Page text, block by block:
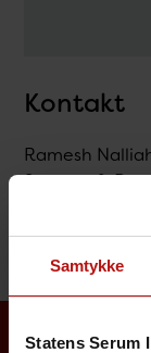
Samtykke
Statens Serum
Kontakt
Ramesh
Svampe &